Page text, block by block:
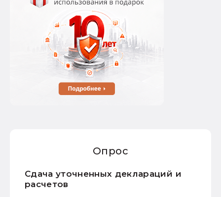
Опрос
Сдача уточненных деклараций и
расчетов